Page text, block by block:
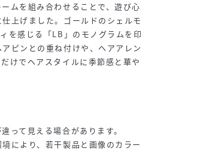
ムを組み合わせることで、遊び心
上げました。ゴールドのシェルモ
を感じる「LB」のモノグラムを印
ピンとの重ね付けや、ヘアアレン
けでヘアスタイルに季節感と華や
って見える場合があります。
により、若干製品と画像のカラー